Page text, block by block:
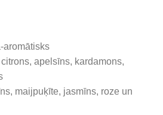
aromātisks
apelsīns, kardamons,
maijpuķīte, jasmīns, roze un